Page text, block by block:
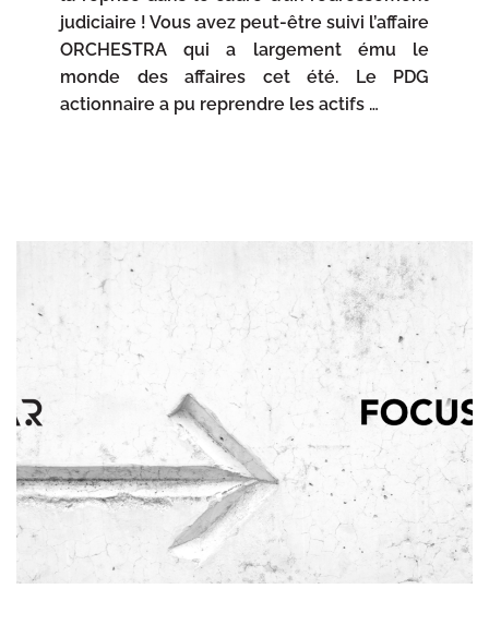
judiciaire ! Vous avez peut-être suivi l’affaire
ORCHESTRA qui a largement ému le
monde des affaires cet été. Le PDG
actionnaire a pu reprendre les actifs …